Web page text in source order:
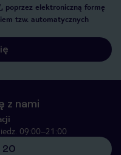
, poprzez elektroniczną formę
tzw. automatycznych
z nami
09:00–21:00
20